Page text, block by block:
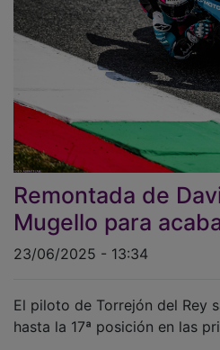
Remontada de
Mugello para
23/06/2025 - 13:34
hasta la 17ª posición en las